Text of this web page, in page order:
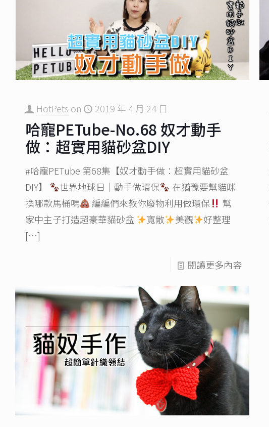
HotPets on 2019 年 4 月 24 日
哈寵PETube-No.68 奴才動手
做：超實用貓砂盆DIY
#哈寵PETube 第68集【奴才動手做：超實用貓砂盆
DIY】
世界地球日｜動手做環保
在猶豫要幫貓咪
換哪款馬桶嗎
編編們來教你廢物利用做環保
幫
家中主子打造超豪華貓砂盆
寬敞 美觀
好整理
[…]
閱讀更多內容